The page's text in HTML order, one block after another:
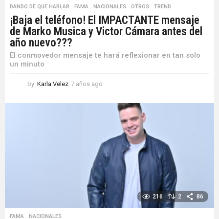
DANDO DE QUE HABLAR ,FAMA ,NACIONALES ,OTROS ,TREND
¡Baja el teléfono! El IMPACTANTE mensaje
de Marko Musica y Victor Cámara antes del
año nuevo???
El conmovedor mensaje te hará reflexionar en tan solo
un minuto
by Karla Velez 7 años ago
ñ
g
o
216 2 86
FAMA ,NACIONALES